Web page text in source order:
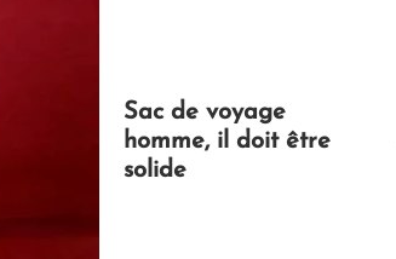
Sac de voyage
homme, il doit être
solide